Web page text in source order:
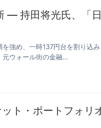
― 持田将光氏、「
強め、一時137円台を割り込
元ウォール街の金融…
ト・ポートフォ